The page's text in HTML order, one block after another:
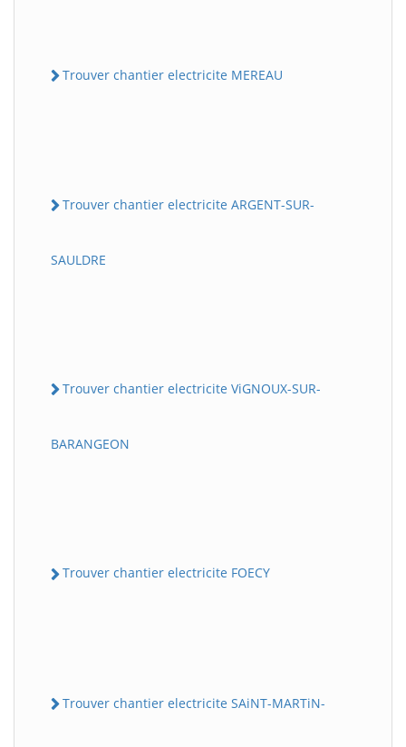
Trouver chantier electricite MEREAU
Trouver chantier electricite ARGENT-SUR-
SAULDRE
Trouver chantier electricite ViGNOUX-SUR-
BARANGEON
Trouver chantier electricite FOECY
Trouver chantier electricite SAiNT-MARTiN-